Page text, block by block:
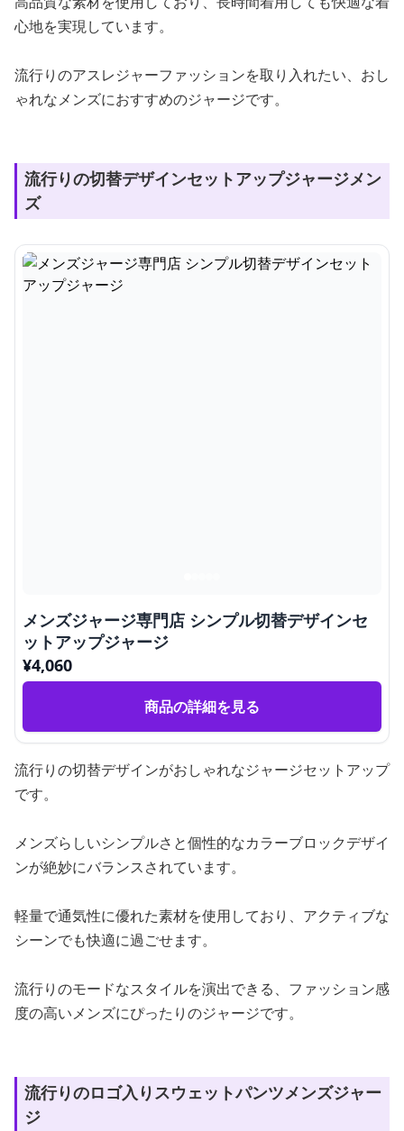
心地を実現しています。
流行りのアスレジャーファッションを取り入れたい、おし
ゃれなメンズにおすすめのジャージです。
流行りの切替デザインセットアップジャージメン
ズ
メンズジャージ専門店 シンプル切替デザインセ
ットアップジャージ
¥4,060
商品の詳細を見る
流行りの切替デザインがおしゃれなジャージセットアップ
です。
メンズらしいシンプルさと個性的なカラーブロックデザイ
ンが絶妙にバランスされています。
軽量で通気性に優れた素材を使用しており、アクティブな
シーンでも快適に過ごせます。
流行りのモードなスタイルを演出できる、ファッション感
度の高いメンズにぴったりのジャージです。
流行りのロゴ入りスウェットパンツメンズジャー
ジ